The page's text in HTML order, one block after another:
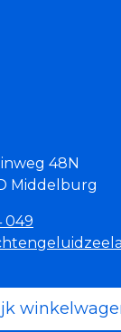
48N
Middelburg
049
monitor
producten